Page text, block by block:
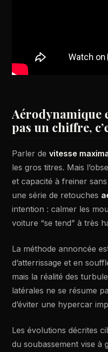
Aérodynamique
pas un chiffre,
Parler de vitesse
les gros titres. Mais
et capacité à freiner
une série de retouches
intention : calmer les
voiture “se tend” à très
La méthode annoncée
d’atterrissage et en
mais la réalité des
latérales ne se résume
d’éviter une hypercar
Les évolutions décrites
du soubassement vise à